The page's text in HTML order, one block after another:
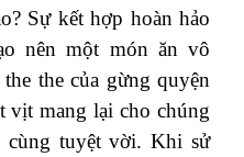
Sự kết hợp hoàn hảo
nên một món ăn vô
the của gừng quyện
vịt mang lại cho chúng
tuyệt vời. Khi sử